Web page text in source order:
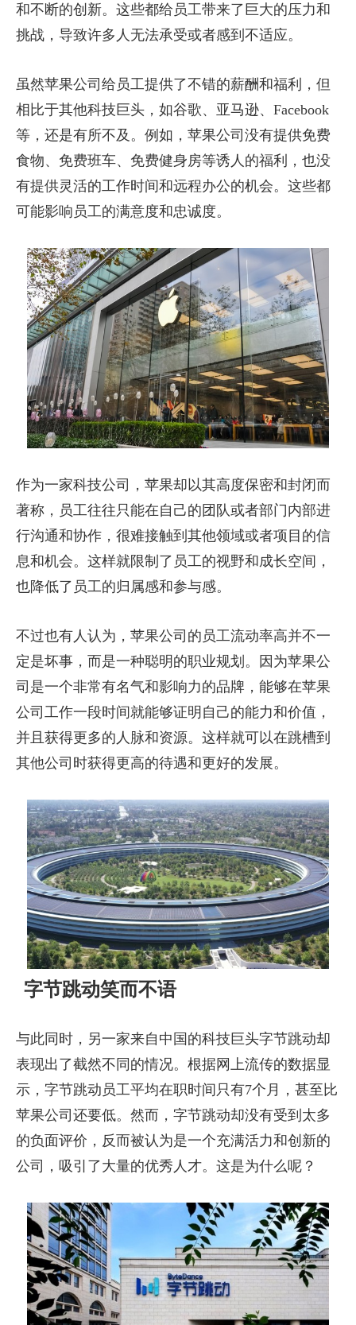
和不断的创新。这些都给员工带来了巨大的压力和
挑战，导致许多人无法承受或者感到不适应。
虽然苹果公司给员工提供了不错的薪酬和福利，但
相比于其他科技巨头，如谷歌、亚马逊、Facebook
等，还是有所不及。例如，苹果公司没有提供免费
食物、免费班车、免费健身房等诱人的福利，也没
有提供灵活的工作时间和远程办公的机会。这些都
可能影响员工的满意度和忠诚度。
作为一家科技公司，苹果却以其高度保密和封闭而
著称，员工往往只能在自己的团队或者部门内部进
行沟通和协作，很难接触到其他领域或者项目的信
息和机会。这样就限制了员工的视野和成长空间，
也降低了员工的归属感和参与感。
不过也有人认为，苹果公司的员工流动率高并不一
定是坏事，而是一种聪明的职业规划。因为苹果公
司是一个非常有名气和影响力的品牌，能够在苹果
公司工作一段时间就能够证明自己的能力和价值，
并且获得更多的人脉和资源。这样就可以在跳槽到
其他公司时获得更高的待遇和更好的发展。
字节跳动笑而不语
与此同时，另一家来自中国的科技巨头字节跳动却
表现出了截然不同的情况。根据网上流传的数据显
示，字节跳动员工平均在职时间只有7个月，甚至比
苹果公司还要低。然而，字节跳动却没有受到太多
的负面评价，反而被认为是一个充满活力和创新的
公司，吸引了大量的优秀人才。这是为什么呢？